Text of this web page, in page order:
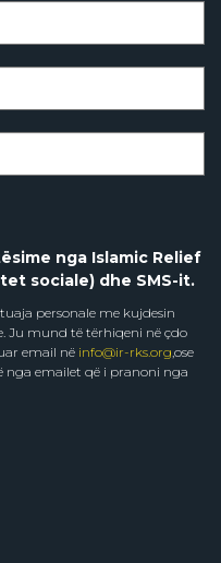
nga Islamic Relief
sociale) dhe SMS-it.
personale me kujdesin
Ju mund të tërhiqeni në çdo
email në info@ir-rks.org,ose
emailet që i pranoni nga